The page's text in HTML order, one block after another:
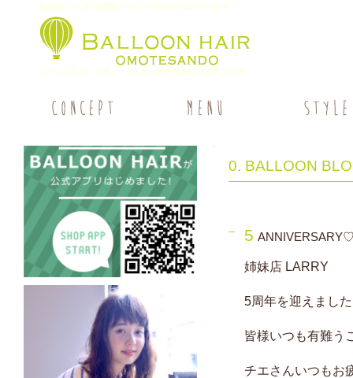
表参道ヒルズ裏の原宿駅からすぐの美容室BALLOON HAIR
モデルや有名人も通う、今人気の美容室BALLOON HAIR
0. BALLOON
5
姉妹店 LARRY
5周年を迎えまし
皆様いつも有難う
チエさんいつも